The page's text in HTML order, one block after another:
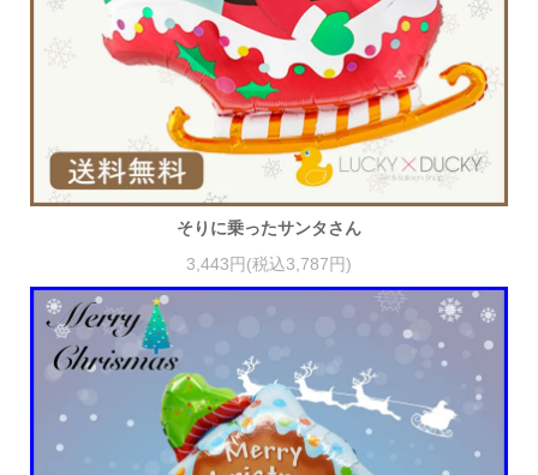
そりに乗ったサンタさん
3,443円(税込3,787円)